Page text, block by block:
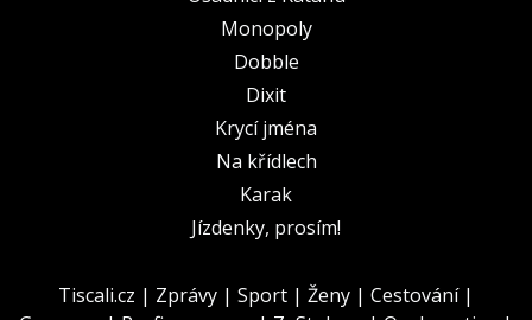
Monopoly
Dobble
Dixit
Krycí jména
Na křídlech
Karak
Jízdenky, prosím!
Tiscali.cz | Zprávy | Sport | Ženy | Cestování|